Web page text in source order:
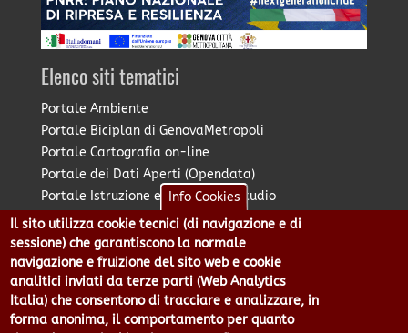
Elenco siti tematici
Portale Ambiente
Portale Biciplan di GenovaMetropoli
Portale Cartografia on-line
Portale dei Dati Aperti (Opendata)
Portale Istruzione e Diritto allo Studio
Portale Marketing Territoriale
Portale Piano Strategico Metropolitano
Portale PUMS di GenovaMetropoli
Portale Stazione Unica Appaltante
Pratico: procedimenti e istanze online
Info Cookies
Il sito utilizza cookie tecnici (di navigazione e di
sessione) che garantiscono la normale
navigazione e fruizione del sito web e cookie
analitici inviati da terze parti (Web Analytics
Italia) che consentono di tracciare e analizzare, in
forma anonima, il comportamento per quanto